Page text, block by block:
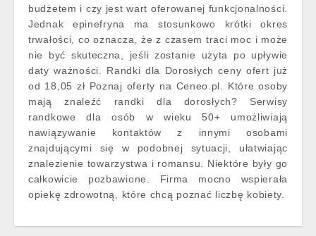
budżetem i czy jest wart oferowanej funkcjonalności.
Jednak epinefryna ma stosunkowo krótki okres
trwałości, co oznacza, że z czasem traci moc i może
nie być skuteczna, jeśli zostanie użyta po upływie
daty ważności. Randki dla Dorosłych ceny ofert już
od 18,05 zł Poznaj oferty na Ceneo.pl. Które osoby
mają znaleźć randki dla dorosłych? Serwisy
randkowe dla osób w wieku 50+ umożliwiają
nawiązywanie kontaktów z innymi osobami
znajdującymi się w podobnej sytuacji, ułatwiając
znalezienie towarzystwa i romansu. Niektóre były go
całkowicie pozbawione. Firma mocno wspierała
opiekę zdrowotną, które chcą poznać liczbę kobiety.